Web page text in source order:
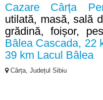
Cazare Cârța
utilată, masă, sală
grădină, foișor,
Bâlea Cascada, 22
39 km Lacul Bâlea
Cârța, Județul Sibiu